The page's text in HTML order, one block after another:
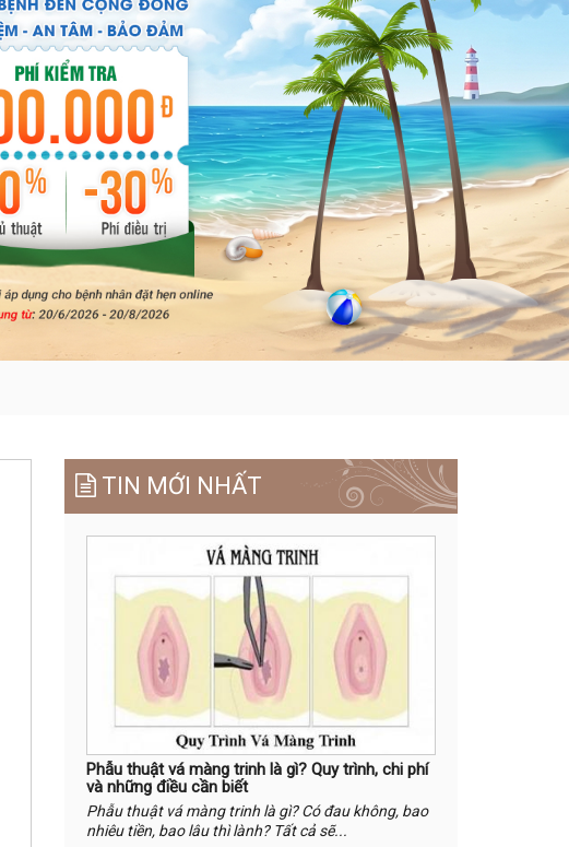
TIN MỚI NHẤT
Phẫu thuật vá màng trinh là gì? Quy trình, chi phí
và những điều cần biết
Phẫu thuật vá màng trinh là gì? Có đau không, bao
nhiêu tiền, bao lâu thì lành? Tất cả sẽ...